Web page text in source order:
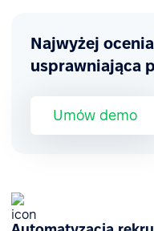
Najwyżej
usprawniająca
Umów demo